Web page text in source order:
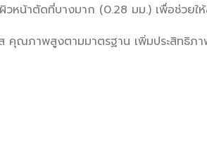
หน้าตัดที่บางมาก (0.28 มม.) เพื่อช่วยให้
คุณภาพสูงตามมาตรฐาน เพิ่มประสิทธิภ